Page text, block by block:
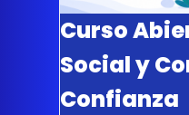
Curso
Social y
Confianza